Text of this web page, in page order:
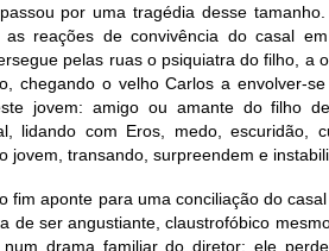
por uma tragédia desse
as reações de convivência do casal
pelas ruas o psiquiatra do filho, a
chegando o velho Carlos a envolver-
jovem: amigo ou amante do filho
lidando com Eros, medo, escuridão,
jovem, transando, surpreendem e
fim aponte para uma conciliação do
de ser angustiante, claustrofóbico
num drama familiar do diretor: ele